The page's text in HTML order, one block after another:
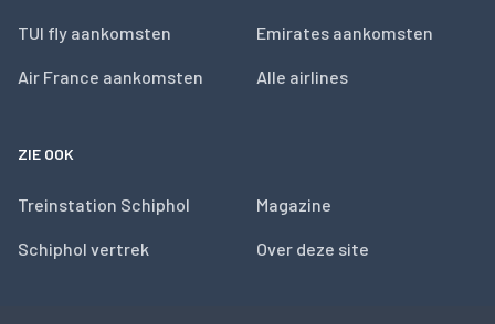
TUI fly aankomsten
Air France aankomsten
Emirates aankomsten
Alle airlines
ZIE OOK
Treinstation Schiphol
Schiphol vertrek
Magazine
Over deze site